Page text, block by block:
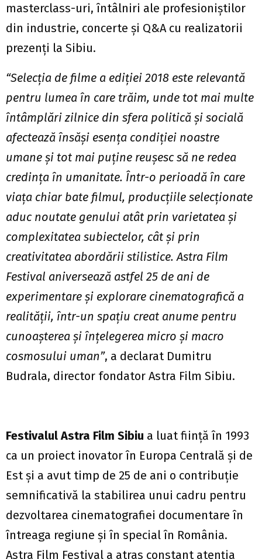
masterclass-uri, întâlniri ale profesioniștilor
din industrie, concerte și Q&A cu realizatorii
prezenți la Sibiu.
“Selecția de filme a ediției 2018 este relevantă
pentru lumea în care trăim, unde tot mai multe
întâmplări zilnice din sfera politică și socială
afectează însăși esența condiției noastre
umane și tot mai puține reușesc să ne redea
credința în umanitate. Într-o perioadă în care
viața chiar bate filmul, producțiile selecționate
aduc noutate genului atât prin varietatea și
complexitatea subiectelor, cât și prin
creativitatea abordării stilistice. Astra Film
Festival aniversează astfel 25 de ani de
experimentare și explorare cinematografică a
realității, într-un spațiu creat anume pentru
cunoașterea și înțelegerea micro și macro
cosmosului uman”, a declarat Dumitru
Budrala, director fondator Astra Film Sibiu.
Festivalul Astra Film Sibiu a luat ființă în 1993
ca un proiect inovator în Europa Centrală și de
Est și a avut timp de 25 de ani o contribuție
semnificativă la stabilirea unui cadru pentru
dezvoltarea cinematografiei documentare în
întreaga regiune și în special în România.
Astra Film Festival a atras constant atenția